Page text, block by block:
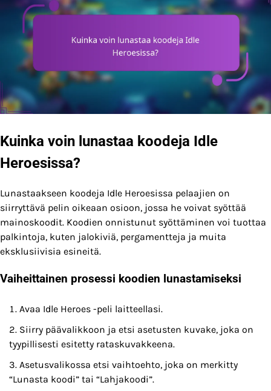
Kuinka voin lunastaa koodeja Idle
Heroesissa?
Lunastaakseen koodeja Idle Heroesissa pelaajien on
siirryttävä pelin oikeaan osioon, jossa he voivat syöttää
mainoskoodit. Koodien onnistunut syöttäminen voi tuottaa
palkintoja, kuten jalokiviä, pergamentteja ja muita
eksklusiivisia esineitä.
Vaiheittainen prosessi koodien lunastamiseksi
Avaa Idle Heroes -peli laitteellasi.
Siirry päävalikkoon ja etsi asetusten kuvake, joka on
tyypillisesti esitetty rataskuvakkeena.
Asetusvalikossa etsi vaihtoehto, joka on merkitty
“Lunasta koodi” tai “Lahjakoodi”.